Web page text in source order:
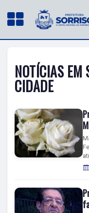
NOTÍCIAS EM
CIDADE